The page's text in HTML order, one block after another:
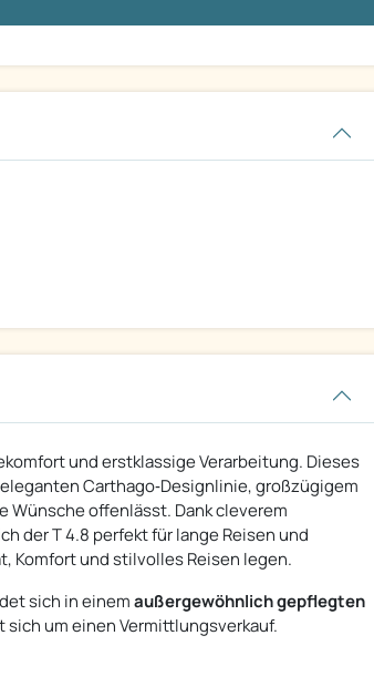
und erstklassige Verarbeitung. Dieses
Carthago‑Designlinie, großzügigem
offenlässt. Dank cleverem
der T 4.8 perfekt für lange Reisen und
Komfort und stilvolles Reisen legen.
sich in einemaußergewöhnlich gepflegten
um einen Vermittlungsverkauf.